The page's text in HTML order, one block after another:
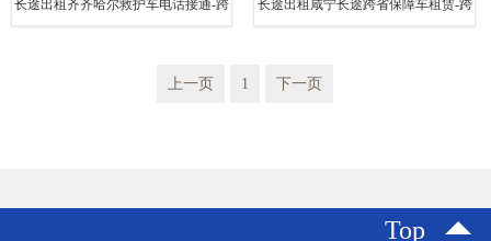
长途出租齐齐哈尔救护车电话接通-跨 长途出租咸宁长途跨省保障车租赁-跨
上一页 1 下一页
Top